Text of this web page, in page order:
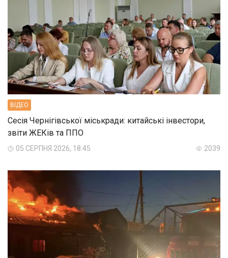
ВIДЕО
Сесія Чернігівської міськради: китайські інвестори,
звіти ЖЕКів та ППО
05 СЕРПНЯ 2026, 18:45 2039